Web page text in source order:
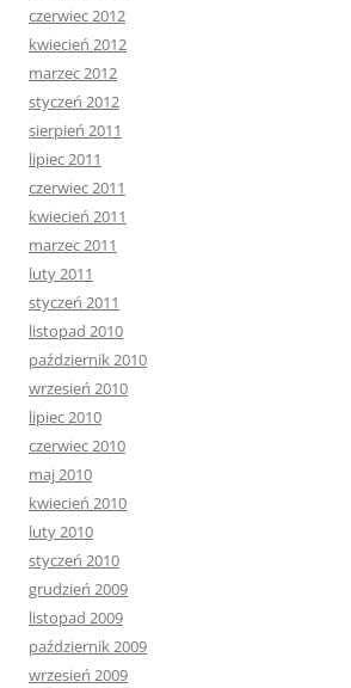
czerwiec 2012
kwiecień 2012
marzec 2012
styczeń 2012
sierpień 2011
lipiec 2011
czerwiec 2011
kwiecień 2011
marzec 2011
luty 2011
styczeń 2011
listopad 2010
październik 2010
wrzesień 2010
lipiec 2010
czerwiec 2010
maj 2010
kwiecień 2010
luty 2010
styczeń 2010
grudzień 2009
listopad 2009
październik 2009
wrzesień 2009